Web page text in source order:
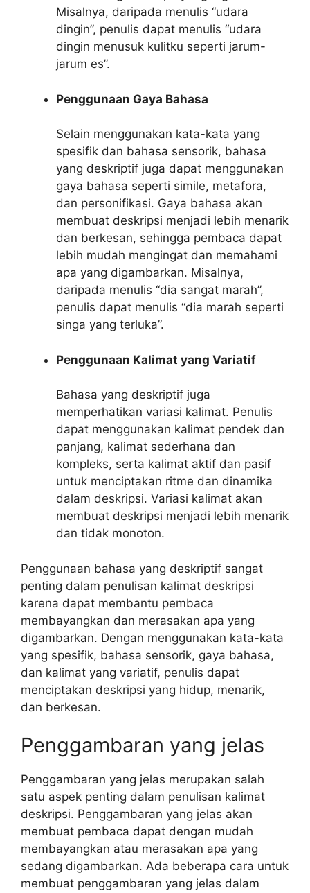
Misalnya, daripada menulis “udara
dingin”, penulis dapat menulis “udara
dingin menusuk kulitku seperti jarum-
jarum es”.
Penggunaan Gaya Bahasa
Selain menggunakan kata-kata yang
spesifik dan bahasa sensorik, bahasa
yang deskriptif juga dapat menggunakan
gaya bahasa seperti simile, metafora,
dan personifikasi. Gaya bahasa akan
membuat deskripsi menjadi lebih menarik
dan berkesan, sehingga pembaca dapat
lebih mudah mengingat dan memahami
apa yang digambarkan. Misalnya,
daripada menulis “dia sangat marah”,
penulis dapat menulis “dia marah seperti
singa yang terluka”.
Penggunaan Kalimat yang Variatif
Bahasa yang deskriptif juga
memperhatikan variasi kalimat. Penulis
dapat menggunakan kalimat pendek dan
panjang, kalimat sederhana dan
kompleks, serta kalimat aktif dan pasif
untuk menciptakan ritme dan dinamika
dalam deskripsi. Variasi kalimat akan
membuat deskripsi menjadi lebih menarik
dan tidak monoton.
Penggunaan bahasa yang deskriptif sangat
penting dalam penulisan kalimat deskripsi
karena dapat membantu pembaca
membayangkan dan merasakan apa yang
digambarkan. Dengan menggunakan kata-kata
yang spesifik, bahasa sensorik, gaya bahasa,
dan kalimat yang variatif, penulis dapat
menciptakan deskripsi yang hidup, menarik,
dan berkesan.
Penggambaran yang jelas
Penggambaran yang jelas merupakan salah
satu aspek penting dalam penulisan kalimat
deskripsi. Penggambaran yang jelas akan
membuat pembaca dapat dengan mudah
membayangkan atau merasakan apa yang
sedang digambarkan. Ada beberapa cara untuk
membuat penggambaran yang jelas dalam